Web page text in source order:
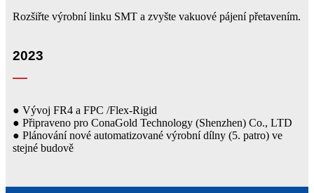
Rozšiřte výrobní linku SMT a zvyšte vakuové pájení přetavením.
2023
● Vývoj FR4 a FPC /Flex-Rigid
● Připraveno pro ConaGold Technology (Shenzhen) Co., LTD
● Plánování nové automatizované výrobní dílny (5. patro) ve
stejné budově